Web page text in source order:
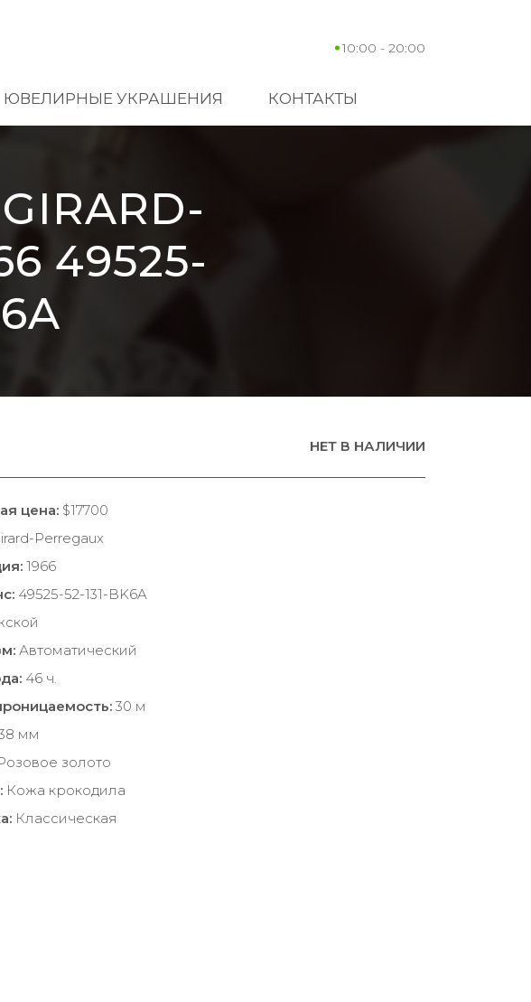
10:00 - 20:00
ЮВЕЛИРНЫЕ УКРАШЕНИЯ КОНТАКТЫ
49525-
НЕТ В НАЛИЧИИ
цена: $17700
Perregaux
1966
49525-52-131-BK6A
Автоматический
46 ч.
30 м
мм
золото
Кожа крокодила
Классическая